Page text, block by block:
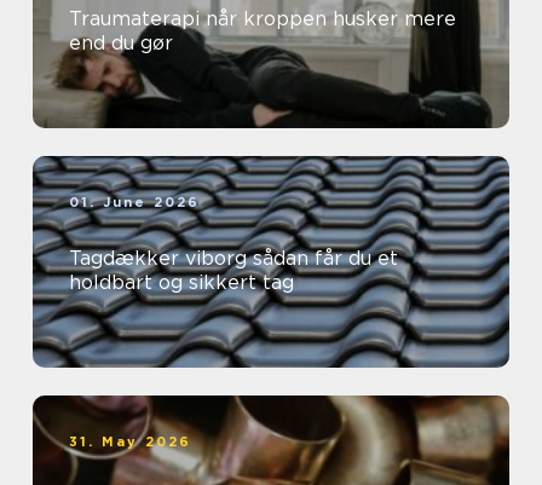
Traumaterapi når kroppen husker mere
end du gør
01. June 2026
Tagdækker viborg sådan får du et
holdbart og sikkert tag
31. May 2026